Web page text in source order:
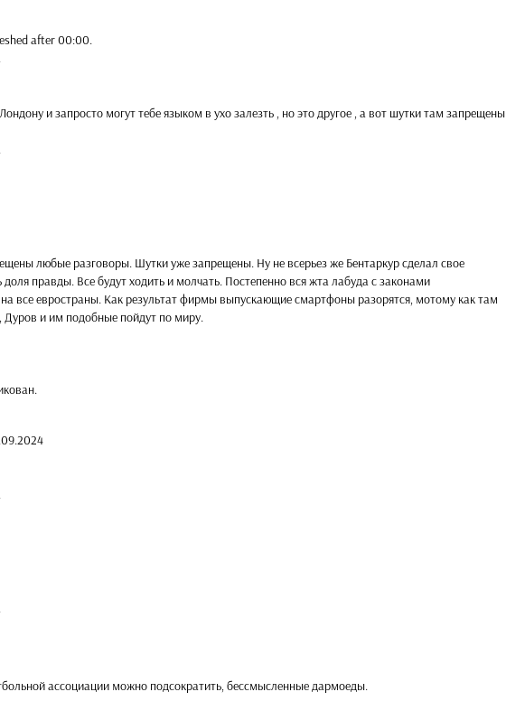
after00:00.
и запросто могут тебе языком в ухо залезть , но это другое , а вот шутки там запрещены
любые разговоры. Шутки уже запрещены. Ну не всерьез же Бентаркур сделал свое
правды. Все будут ходить и молчать. Постепенно вся жта лабуда с законами
все евространы. Как результат фирмы выпускающие смартфоны разорятся, мотому как там
Дуров и им подобные пойдут по миру.
ассоциации можно подсократить, бессмысленные дармоеды.